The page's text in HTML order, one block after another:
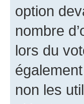
option
nombre
lors du
non les